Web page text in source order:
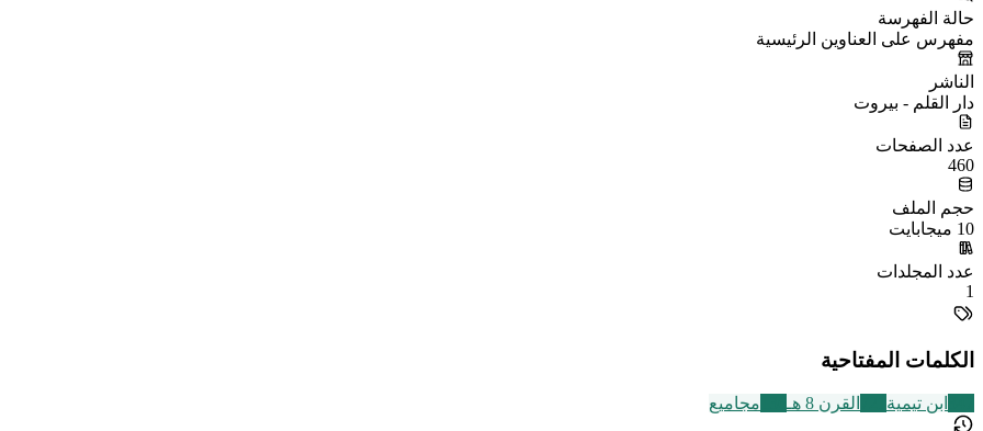
حالة الفهرسة
مفهرس على العناوين الرئيسية
الناشر
دار القلم - بيروت
عدد الصفحات
460
حجم الملف
10 ميجابايت
عدد المجلدات
1
الكلمات المفتاحية
ابن تيمية القرن 8 هـ مجاميع